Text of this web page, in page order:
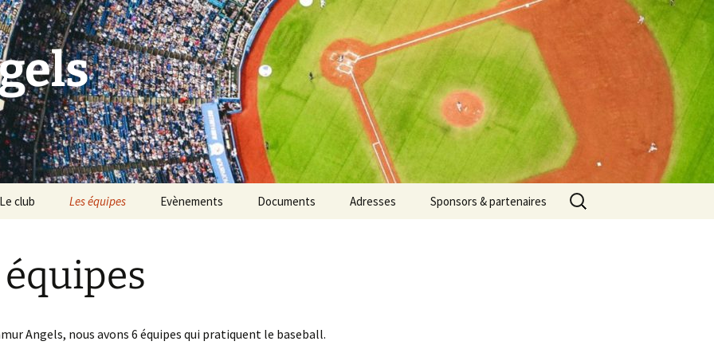
Le club
Palmarès du club
Les règles du baseball &
Les équipes Evènements Documents Adresses Sponsors & partenaires
Rechercher :
équipes
Angels, nous avons 6 équipes qui pratiquent le baseball.